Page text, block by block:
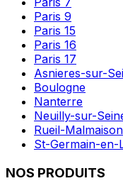
Paris 9
Paris 15
Paris 16
Paris 17
Asnieres-sur-
Boulogne
Nanterre
Neuilly-sur-
Rueil-Malmaison
St-Germain-en-
NOS PRODUITS